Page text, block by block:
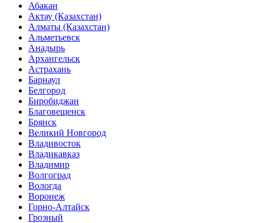
Абакан
Актау (Казахстан)
Алматы (Казахстан)
Альметьевск
Анадырь
Архангельск
Астрахань
Барнаул
Белгород
Биробиджан
Благовещенск
Брянск
Великий Новгород
Владивосток
Владикавказ
Владимир
Волгоград
Вологда
Воронеж
Горно-Алтайск
Грозный